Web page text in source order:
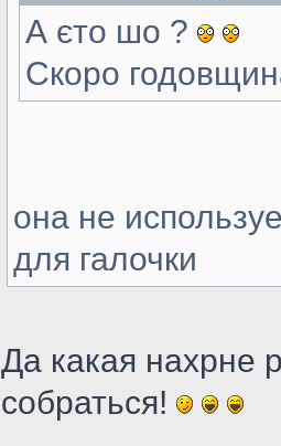
А єто шо ?
Скоро
она не
для галочки
Да какая нахрне
собраться!